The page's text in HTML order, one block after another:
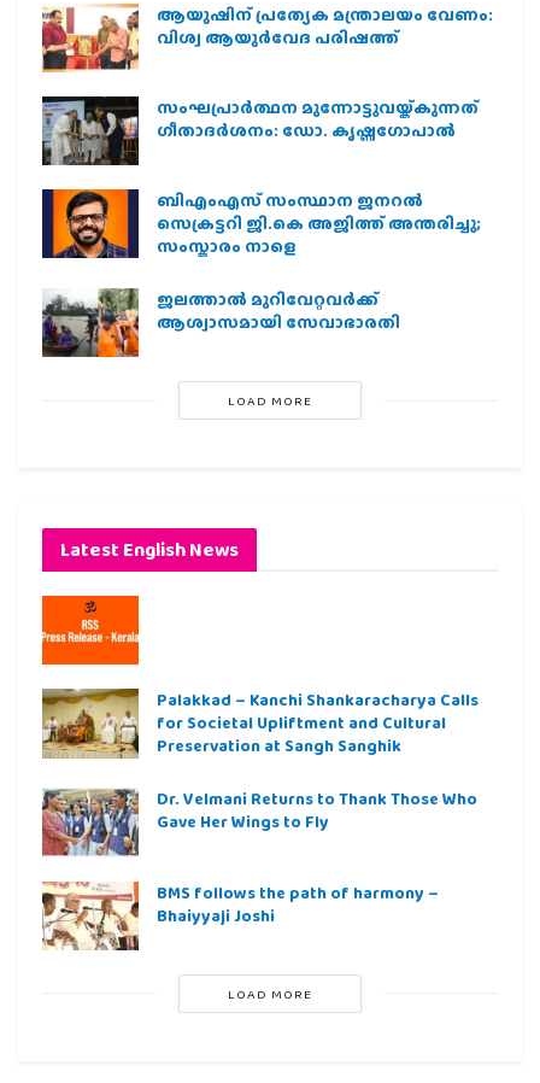
ആയുഷിന് പ്രത്യേക മന്ത്രാലയം വേണം:
വിശ്വ ആയുര്‍വേദ പരിഷത്ത്
സംഘപ്രാര്‍ത്ഥന മുന്നോട്ടുവയ്ക്കുന്നത്
ഗീതാദര്‍ശനം: ഡോ. കൃഷ്ണഗോപാല്‍
ബിഎംഎസ് സംസ്ഥാന ജനറൽ
സെക്രട്ടറി ജി.കെ അജിത്ത് അന്തരിച്ചു;
സംസ്കാരം നാളെ
ജലത്താല്‍ മുറിവേറ്റവര്‍ക്ക്
ആശ്വാസമായി സേവാഭാരതി
LOAD MORE
Latest English News
Palakkad – Kanchi Shankaracharya Calls
for Societal Upliftment and Cultural
Preservation at Sangh Sanghik
Dr. Velmani Returns to Thank Those Who
Gave Her Wings to Fly
BMS follows the path of harmony –
Bhaiyyaji Joshi
LOAD MORE